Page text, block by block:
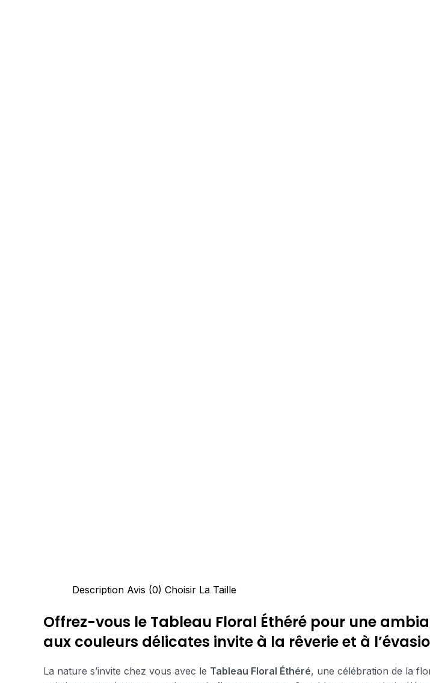
Description Avis (0) Choisir La Taille
Offrez-vous le Tableau Floral Éthéré pour une
aux couleurs délicates invite à la rêverie et à
La nature s’invite chez vous avec le Tableau Floral Éthéré, une célébration de la